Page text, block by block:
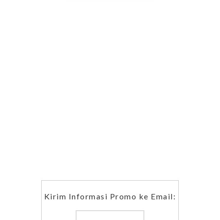
Kirim Informasi Promo ke Email: